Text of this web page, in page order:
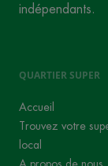
indépendants.
QUARTIER SUPER
Accueil
Trouvez votre
local